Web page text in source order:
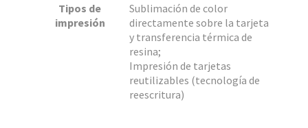
Tipos de
impresión
Sublimación de color
directamente sobre la tarjeta
y transferencia térmica de
resina;
Impresión de tarjetas
reutilizables (tecnología de
reescritura)